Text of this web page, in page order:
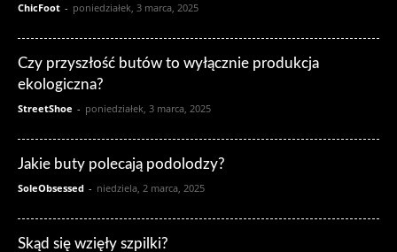
ChicFoot - poniedziałek, 3 marca, 2025
Czy przyszłość butów to wyłącznie produkcja
ekologiczna?
StreetShoe - poniedziałek, 3 marca, 2025
Jakie buty polecają podolodzy?
SoleObsessed - niedziela, 2 marca, 2025
Skąd się wzięły szpilki?